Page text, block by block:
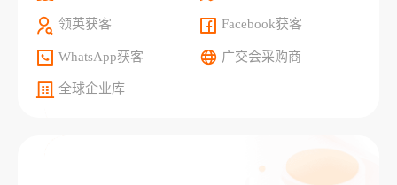
领英获客 Facebook获客
WhatsApp获客 广交会采购商
全球企业库